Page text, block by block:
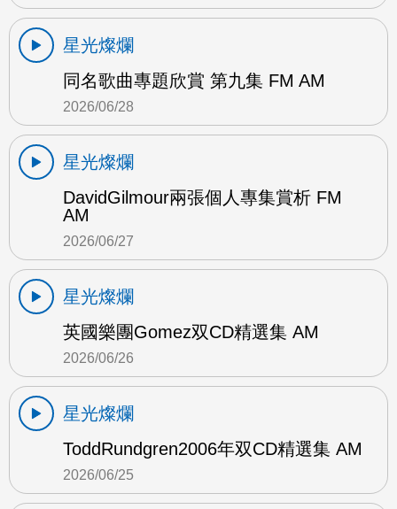
星光燦爛
同名歌曲專題欣賞 第九集 FM AM
2026/06/28
星光燦爛
DavidGilmour兩張個人專集賞析 FM
AM
2026/06/27
星光燦爛
英國樂團Gomez双CD精選集 AM
2026/06/26
星光燦爛
ToddRundgren2006年双CD精選集 AM
2026/06/25